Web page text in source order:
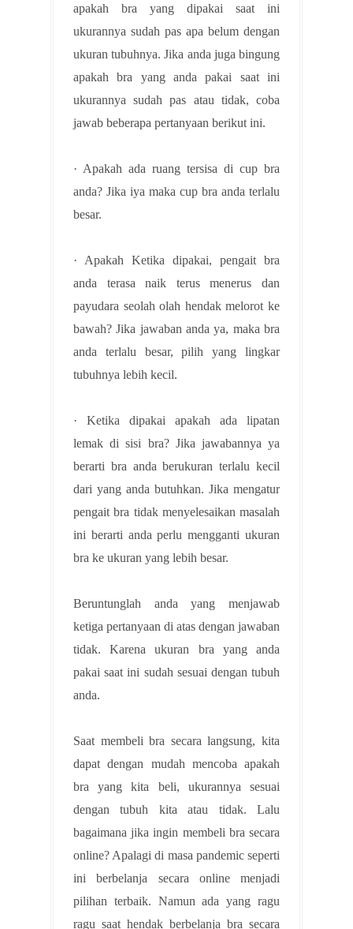
apakah bra yang dipakai saat ini
ukurannya sudah pas apa belum dengan
ukuran tubuhnya. Jika anda juga bingung
apakah bra yang anda pakai saat ini
ukurannya sudah pas atau tidak, coba
jawab beberapa pertanyaan berikut ini.
· Apakah ada ruang tersisa di cup bra
anda? Jika iya maka cup bra anda terlalu
besar.
· Apakah Ketika dipakai, pengait bra
anda terasa naik terus menerus dan
payudara seolah olah hendak melorot ke
bawah? Jika jawaban anda ya, maka bra
anda terlalu besar, pilih yang lingkar
tubuhnya lebih kecil.
· Ketika dipakai apakah ada lipatan
lemak di sisi bra? Jika jawabannya ya
berarti bra anda berukuran terlalu kecil
dari yang anda butuhkan. Jika mengatur
pengait bra tidak menyelesaikan masalah
ini berarti anda perlu mengganti ukuran
bra ke ukuran yang lebih besar.
Beruntunglah anda yang menjawab
ketiga pertanyaan di atas dengan jawaban
tidak. Karena ukuran bra yang anda
pakai saat ini sudah sesuai dengan tubuh
anda.
Saat membeli bra secara langsung, kita
dapat dengan mudah mencoba apakah
bra yang kita beli, ukurannya sesuai
dengan tubuh kita atau tidak. Lalu
bagaimana jika ingin membeli bra secara
online? Apalagi di masa pandemic seperti
ini berbelanja secara online menjadi
pilihan terbaik. Namun ada yang ragu
ragu saat hendak berbelanja bra secara